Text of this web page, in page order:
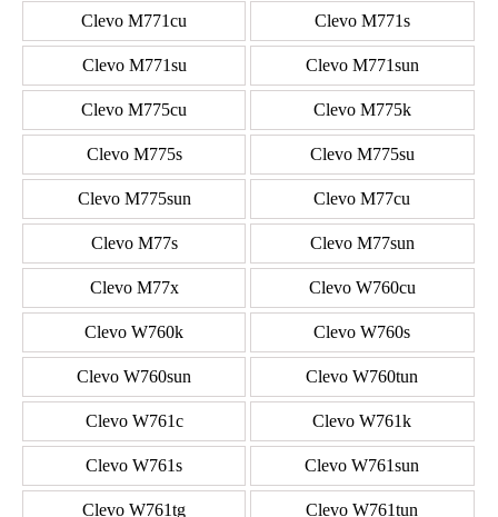
Clevo M771cu Clevo M771s
Clevo M771su Clevo M771sun
Clevo M775cu Clevo M775k
Clevo M775s Clevo M775su
Clevo M775sun Clevo M77cu
Clevo M77s Clevo M77sun
Clevo M77x Clevo W760cu
Clevo W760k Clevo W760s
Clevo W760sun Clevo W760tun
Clevo W761c Clevo W761k
Clevo W761s Clevo W761sun
Clevo W761tg Clevo W761tun